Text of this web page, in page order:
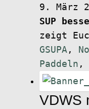
9. März
SUP
zeigt
GSUPA ,
Paddeln ,
VDWS